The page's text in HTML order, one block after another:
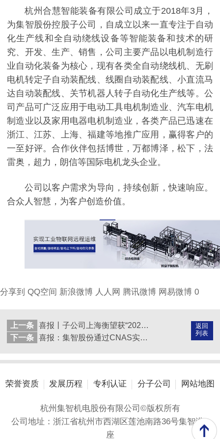
杭州合慧智能装备有限公司成立于2018年3月，
为集智股份控股子公司，自成立以来一直专注于自动
化生产线和全自动绕线设备等智能装备和技术的研
究、开发、生产、销售，公司主要产品以电机制造行
业自动化装备为核心，现有各类全自动绕线机、无刷
电机转定子自动装配线、线圈自动装配线、小直流马
达自动装配线、关节机器人转子自动化生产线等。公
司产品可广泛应用于电动工具电机制造业、汽车电机
制造业以及家用电器电机制造业，各类产品已迅速在
浙江、江苏、上海、福建等地推广应用，赢得客户的
一至好评。合作伙伴包括博世，万都博泽，松下，法
雷奥，超力，朗信等国际电机龙头企业。
公司以客户需求为导向，持续创新，快速响应。
合众人智慧，为客户创造价值。
分享到 QQ空间 新浪微博 人人网 腾讯微博 网易微博 0
返回
列表
上一条
喜报丨子公司上海衡望获“2023年上海市双创项目”立项
下一条
喜报：集智股份通过CNAS实验室认可啦！！！
荣誉资质 发展历程 专利认证 分子公司 网站地图
杭州集智机电股份有限公司©版权所有
公司地址：浙江省杭州市西湖区莲池南路36号集智港A
座